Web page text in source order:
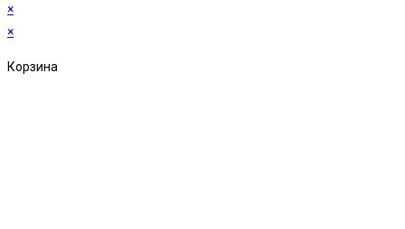
×
×
Корзина